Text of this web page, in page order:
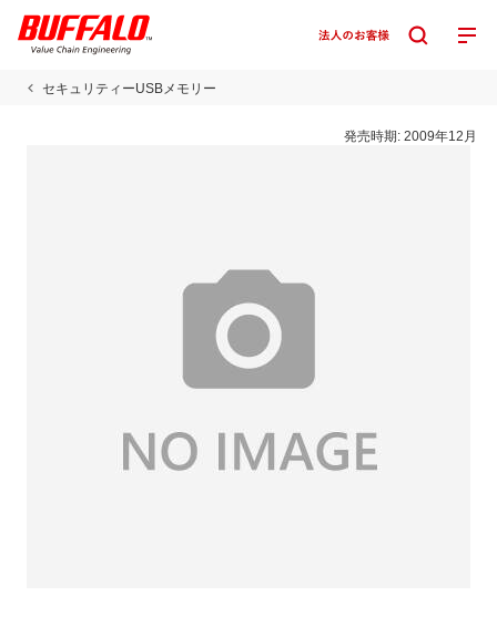
セキュリティーUSBメモリー
発売時期:2009年12月